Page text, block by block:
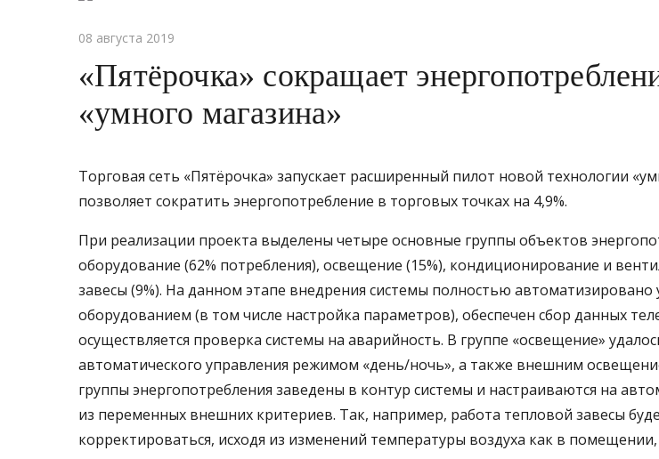
08 августа 2019
«Пятёрочка» сокращает
«умного магазина»
Торговая сеть «Пятёрочка» запускает расширенный пилот новой технологии
позволяет сократить энергопотребление в торговых точках на 4,9%.
При реализации проекта выделены четыре основные группы объектов
оборудование (62% потребления), освещение (15%), кондиционирование и
завесы (9%). На данном этапе внедрения системы полностью
оборудованием (в том числе настройка параметров), обеспечен сбор данных
осуществляется проверка системы на аварийность. В группе «освещение»
автоматического управления режимом «день/ночь», а также внешним
группы энергопотребления заведены в контур системы и настраиваются на
из переменных внешних критериев. Так, например, работа тепловой завесы
корректироваться, исходя из изменений температуры воздуха как в помещении,